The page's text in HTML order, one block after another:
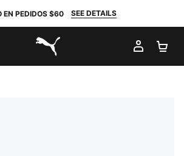
EN PEDIDOS $60 SEE DETAILS
PUMA.com
MI